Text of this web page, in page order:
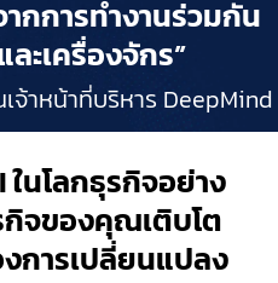
กการทำงานร่วมกัน
ะเครื่องจักร”
จ้าหน้าที่บริหาร DeepMind
ในโลกธุรกิจอย่าง
กิจของคุณเติบโต
การเปลี่ยนแปลง